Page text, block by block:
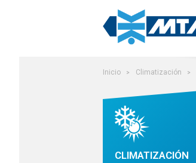
Inicio Climatización
CLIMATIZACIÓN